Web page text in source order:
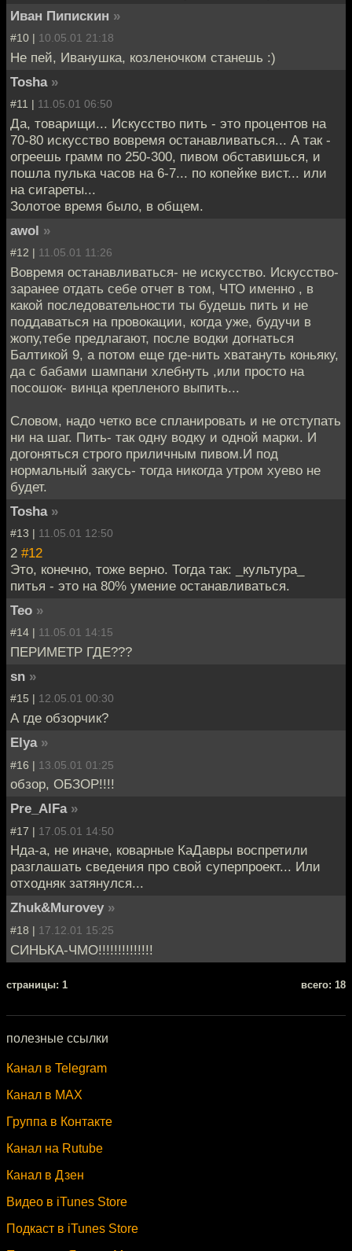
Иван Пипискин »
#10 | 10.05.01 21:18
Не пей, Иванушка, козленочком станешь :)
Tosha »
#11 | 11.05.01 06:50
Да, товарищи... Искусство пить - это процентов на
70-80 искусство вовремя останавливаться... А так -
огреешь грамм по 250-300, пивом обставишься, и
пошла пулька часов на 6-7... по копейке вист... или
на сигареты...
Золотое время было, в общем.
awol »
#12 | 11.05.01 11:26
Вовремя останавливаться- не искусство. Искусство-
заранее отдать себе отчет в том, ЧТО именно , в
какой последовательности ты будешь пить и не
поддаваться на провокации, когда уже, будучи в
жопу,тебе предлагают, после водки догнаться
Балтикой 9, а потом еще где-нить хватануть коньяку,
да с бабами шампани хлебнуть ,или просто на
посошок- винца крепленого выпить...
Словом, надо четко все спланировать и не отступать
ни на шаг. Пить- так одну водку и одной марки. И
догоняться строго приличным пивом.И под
нормальный закусь- тогда никогда утром хуево не
будет.
Tosha »
#13 | 11.05.01 12:50
2 #12
Это, конечно, тоже верно. Тогда так: _культура_
питья - это на 80% умение останавливаться.
Teo »
#14 | 11.05.01 14:15
ПЕРИМЕТР ГДЕ???
sn »
#15 | 12.05.01 00:30
А где обзорчик?
Elya »
#16 | 13.05.01 01:25
обзор, ОБЗОР!!!!
Pre_AlFa »
#17 | 17.05.01 14:50
Нда-а, не иначе, коварные КаДавры воспретили
разглашать сведения про свой суперпроект... Или
отходняк затянулся...
Zhuk&Murovey »
#18 | 17.12.01 15:25
СИНЬКА-ЧМО!!!!!!!!!!!!!!
cтраницы: 1 всего: 18
полезные ссылки
Канал в Telegram
Канал в MAX
Группа в Контакте
Канал на Rutube
Канал в Дзен
Видео в iTunes Store
Подкаст в iTunes Store